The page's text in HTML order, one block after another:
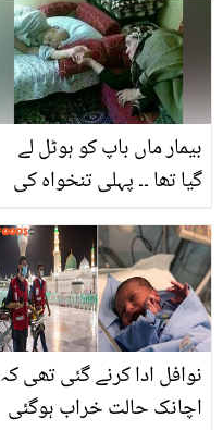
بیمار ماں باپ کو ہوٹل لے
گیا تھا ۔۔ پہلی تنخواہ کی
منانے والے بیٹے کا خواب
امیروں نے کیسے چکنا چور
کر دیا؟
نوافل ادا کرنے گئی تھی کہ
اچانک حالت خراب ہوگئی